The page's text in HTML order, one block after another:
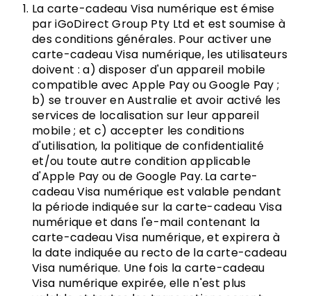
La carte-cadeau Visa numérique est émise
par iGoDirect Group Pty Ltd et est soumise à
des conditions générales. Pour activer une
carte-cadeau Visa numérique, les utilisateurs
doivent : a) disposer d'un appareil mobile
compatible avec Apple Pay ou Google Pay ;
b) se trouver en Australie et avoir activé les
services de localisation sur leur appareil
mobile ; et c) accepter les conditions
d'utilisation, la politique de confidentialité
et/ou toute autre condition applicable
d'Apple Pay ou de Google Pay. La carte-
cadeau Visa numérique est valable pendant
la période indiquée sur la carte-cadeau Visa
numérique et dans l'e-mail contenant la
carte-cadeau Visa numérique, et expirera à
la date indiquée au recto de la carte-cadeau
Visa numérique. Une fois la carte-cadeau
Visa numérique expirée, elle n'est plus